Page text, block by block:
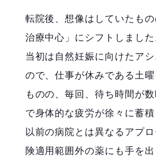
転院後、想像はしていたも
治療中心」にシフトしました
当初は自然妊娠に向けたア
ので、仕事が休みである土
ものの、毎回、待ち時間が
で身体的な疲労が徐々に蓄積
以前の病院とは異なるアプ
険適用範囲外の薬にも手を